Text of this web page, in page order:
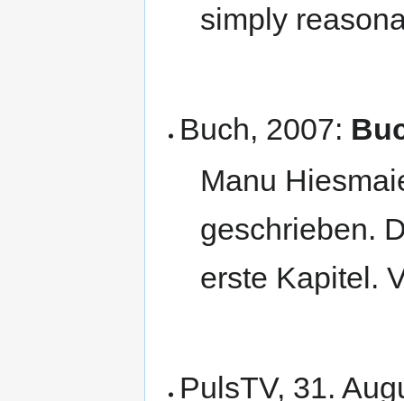
simply
Buch, 2007:
Manu
geschrieben.
erste Kapitel.
PulsTV, 31.